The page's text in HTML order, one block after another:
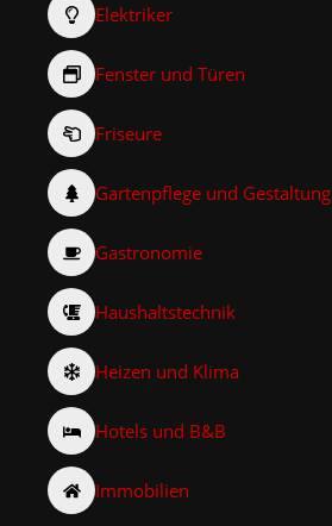
Elektriker
Fenster und Türen
Friseure
Gartenpflege und Gestaltung
Gastronomie
Haushaltstechnik
Heizen und Klima
Hotels und B&B
Immobilien